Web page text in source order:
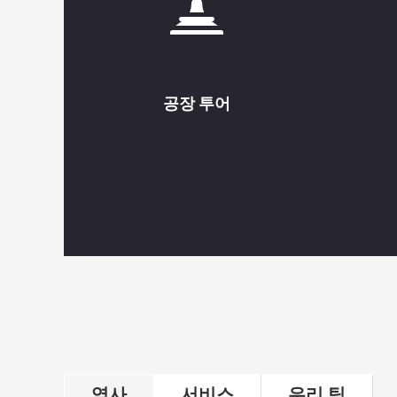
공장 투어